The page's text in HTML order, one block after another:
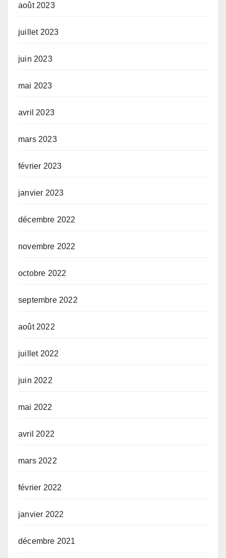
août 2023
juillet 2023
juin 2023
mai 2023
avril 2023
mars 2023
février 2023
janvier 2023
décembre 2022
novembre 2022
octobre 2022
septembre 2022
août 2022
juillet 2022
juin 2022
mai 2022
avril 2022
mars 2022
février 2022
janvier 2022
décembre 2021